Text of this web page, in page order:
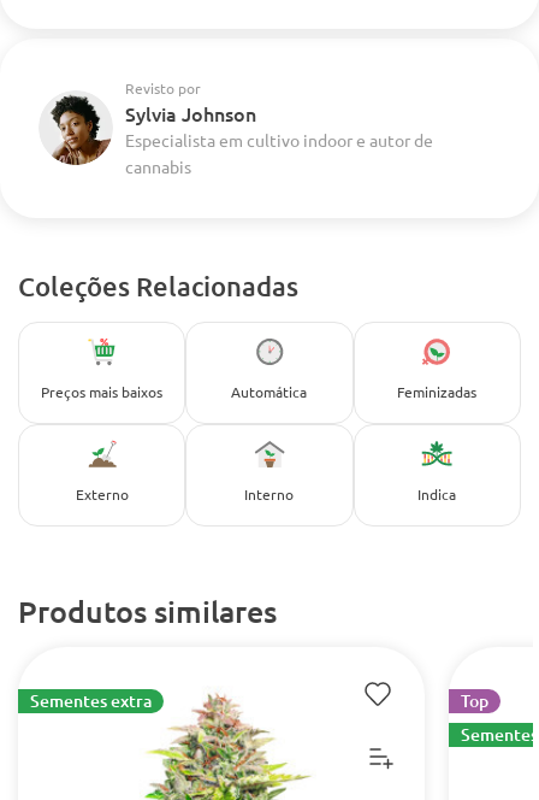
Revisto por
Sylvia Johnson
Especialista em cultivo indoor e autor de
cannabis
Coleções Relacionadas
Preços mais baixos Automática Feminizadas
Externo Interno Indica
Produtos similares
Sementes extra
Top